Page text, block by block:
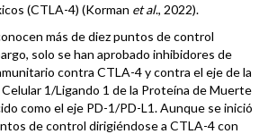
(CTLA-4) (Korman et al., 2022).
más de diez puntos de control
solo se han aprobado inhibidores de
contra CTLA-4 y contra el eje de la
1/Ligando 1 de la Proteína de Muerte
como el eje PD-1/PD-L1. Aunque se inició
de control dirigiéndose a CTLA-4 con